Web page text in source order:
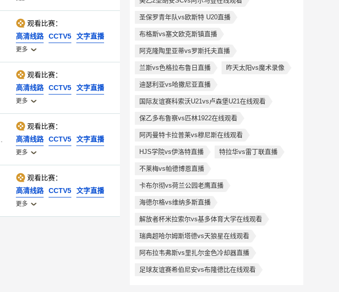
观看比赛：
高清线路
CCTV5 文字直播
更多
观看比赛：
高清线路
CCTV5 文字直播
更多
观看比赛：
高清线路
CCTV5 文字直播
更多
观看比赛：
高清线路
CCTV5 文字直播
更多
圣保罗青年队vs欧斯特 U20直播
布格斯vs塞文欧克斯镇直播
阿克隆陶里亚蒂vs罗斯托夫直播
兰斯vs色格拉布鲁日直播 昨天太阳vs魔术录像
迪瑟利亚vs哈撒尼亚直播
国际友谊赛科索沃U21vs卢森堡U21在线观看
保乙多布鲁察vs匹林1922在线观看
阿丙曼特卡拉普莱vs穆尼斯在线观看
HJS学院vs伊洛特直播 特拉华vs雷丁联直播
不莱梅vs帕德博恩直播
卡布尔彻vs荷兰公园老鹰直播
海德尔格vs维纳多斯直播
解放者杯米拉索尔vs基多体育大学在线观看
瑞典超哈尔姆斯塔德vs天狼星在线观看
阿布拉韦弗斯vs里扎尔金色冷却器直播
足球友谊赛希伯尼安vs布隆德比在线观看